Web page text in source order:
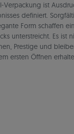
Verpackung ist
definiert.
Form schaffen
unterstreicht. Es ist
Prestige und
ersten Öffnen